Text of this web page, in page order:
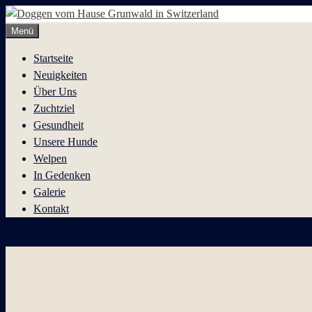
Zum
Inhalt
Menü
Startseite
Neuigkeiten
Über Uns
Zuchtziel
Gesundheit
Unsere Hunde
Welpen
In Gedenken
Galerie
Kontakt